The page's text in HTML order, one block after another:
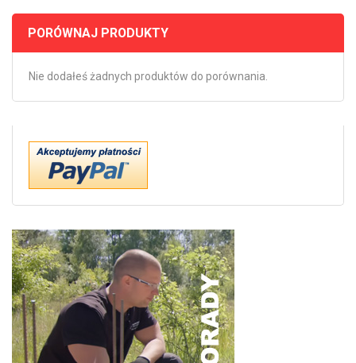
PORÓWNAJ PRODUKTY
Nie dodałeś żadnych produktów do porównania.